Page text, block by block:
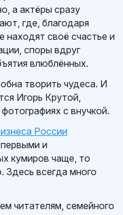
а актёры сразу
где, благодаря
своё счастье и
споры вдруг
влюблённых.
творить чудеса. И
Игорь Крутой,
с внучкой.
России
и
кумиров чаще, то
Здесь всегда много
читателям, семейного